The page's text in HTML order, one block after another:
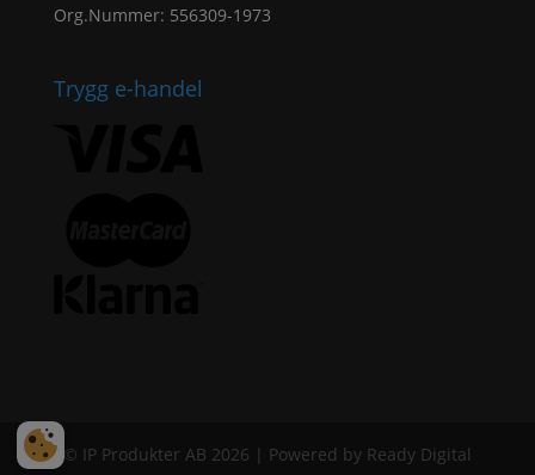
Org.Nummer: 556309-1973
Trygg e-handel
© IP Produkter AB 2026 | Powered by Ready Digital